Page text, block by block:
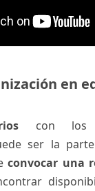
en
con los
ser la
convocar una